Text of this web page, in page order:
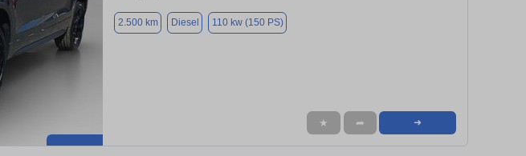
2.500 km Diesel 110 kw (150 PS)
★ ➦ ➜